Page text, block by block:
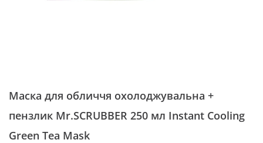
Маска для обличчя охолоджувальна +
пензлик Mr.SCRUBBER 250 мл Instant Cooling
Green Tea Mask